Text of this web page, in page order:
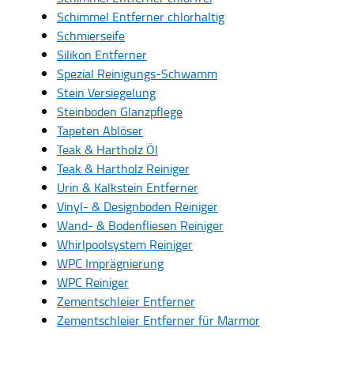
Schimmel Entferner chlorhaltig
Schmierseife
Silikon Entferner
Spezial Reinigungs-Schwamm
Stein Versiegelung
Steinboden Glanzpflege
Tapeten Ablöser
Teak & Hartholz Öl
Teak & Hartholz Reiniger
Urin & Kalkstein Entferner
Vinyl- & Designboden Reiniger
Wand- & Bodenfliesen Reiniger
Whirlpoolsystem Reiniger
WPC Imprägnierung
WPC Reiniger
Zementschleier Entferner
Zementschleier Entferner für Marmor